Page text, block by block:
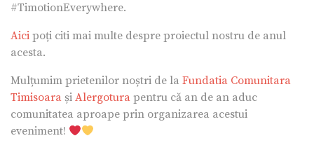
#TimotionEverywhere.
Aici poți citi mai multe despre proiectul nostru de anul
acesta.
Mulțumim prietenilor noștri de la Fundatia Comunitara
Timisoara și Alergotura pentru că an de an aduc
comunitatea aproape prin organizarea acestui
eveniment!